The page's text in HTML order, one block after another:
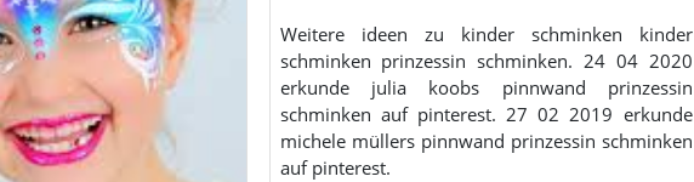
Weitere ideen zu kinder schminken kinder
schminken prinzessin schminken. 24 04 2020
erkunde julia koobs pinnwand prinzessin
schminken auf pinterest. 27 02 2019 erkunde
michele müllers pinnwand prinzessin schminken
auf pinterest.